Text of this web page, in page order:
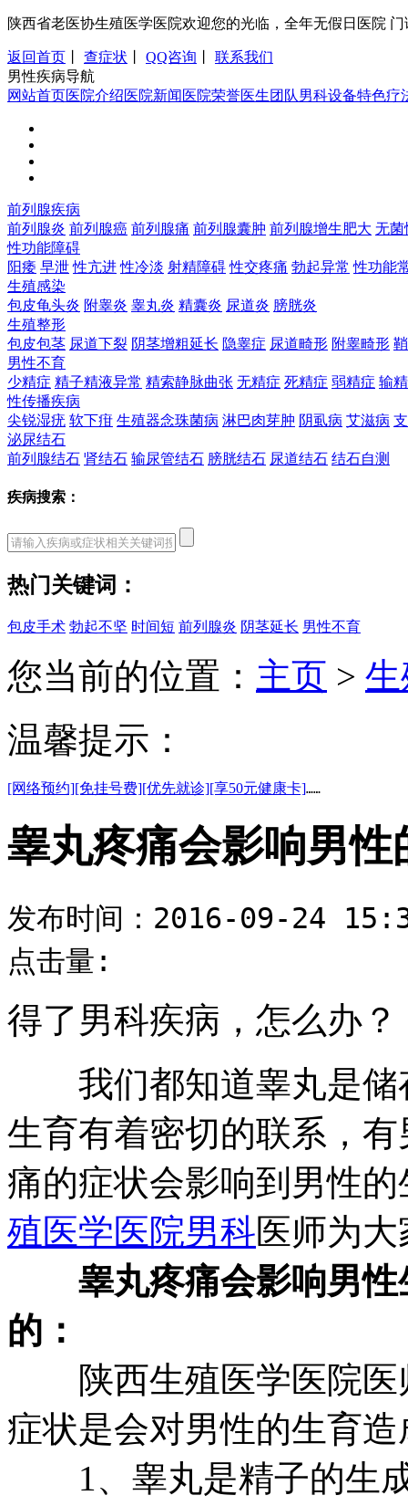
陕西省老医协生殖医学医院欢迎您的光临，全年无假日医院 门
返回首页 查症状 QQ咨询
联系我们
男性疾病导航
网站首页医院介绍医院新闻 医院荣誉医生团队男科设备特色疗
前列腺疾病
前列腺炎 前列腺癌 前列腺痛 前列腺囊肿 前列腺增生肥大 无菌
性功能障碍
阳痿 早泄 性亢进 性冷淡 射精障碍 性交疼痛 勃起异常 性功能
生殖感染
包皮龟头炎 附睾炎 睾丸炎 精囊炎 尿道炎 膀胱炎
生殖整形
包皮包茎 尿道下裂 阴茎增粗延长 隐睾症 尿道畸形 附睾畸形
男性不育
少精症 精子精液异常 精索静脉曲张 无精症 死精症 弱精症 输
性传播疾病
尖锐湿疣 软下疳 生殖器念珠菌病 淋巴肉芽肿 阴虱病 艾滋病
泌尿结石
前列腺结石 肾结石 输尿管结石 膀胱结石 尿道结石 结石自测
疾病搜索：
热门关键词：
包皮手术 勃起不坚 时间短 前列腺炎 阴茎延长 男性不育
您当前的位置： 主页 >
温馨提示：
[网络预约][免挂号费][优先就诊][享50元健康卡]……
睾丸疼痛会影响男性
发布时间：2016-09-24
点击量:
得了男科疾病，怎么办？
我们都知道睾丸是储
生育有着密切的联系，
痛的症状会影响到男性
殖医学医院男科医师为
睾丸疼痛会影响男
的：
陕西生殖医学医院医
症状是会对男性的生育
1、睾丸是精子的生成